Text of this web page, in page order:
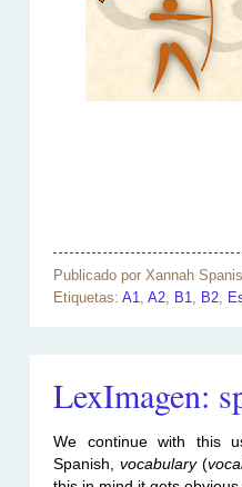
Publicado por Xannah
Etiquetas: A1 A2 B1 B2
LexImagen:
We continue with this
Spanish,vocabulary(